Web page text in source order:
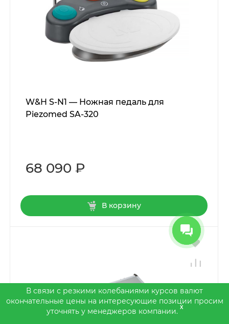
W&H S-N1 — Ножная педаль для
Piezomed SA-320
68 090 ₽
В корзину
В связи с резкими колебаниями курсов валют
окончательные цены на интересующие позиции просим
уточнять у менеджеров компании.
x